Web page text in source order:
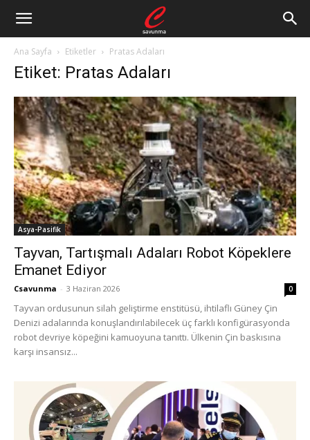
Ana Sayfa Etiketler Pratas Adaları
Etiket: Pratas Adaları
Asya-Pasifik
Tayvan, Tartışmalı Adaları Robot Köpeklere
Emanet Ediyor
Csavunma - 3 Haziran 2026 0
Tayvan ordusunun silah geliştirme enstitüsü, ihtilaflı Güney Çin
Denizi adalarında konuşlandırılabilecek üç farklı konfigürasyonda
robot devriye köpeğini kamuoyuna tanıttı. Ülkenin Çin baskısına
karşı insansız...